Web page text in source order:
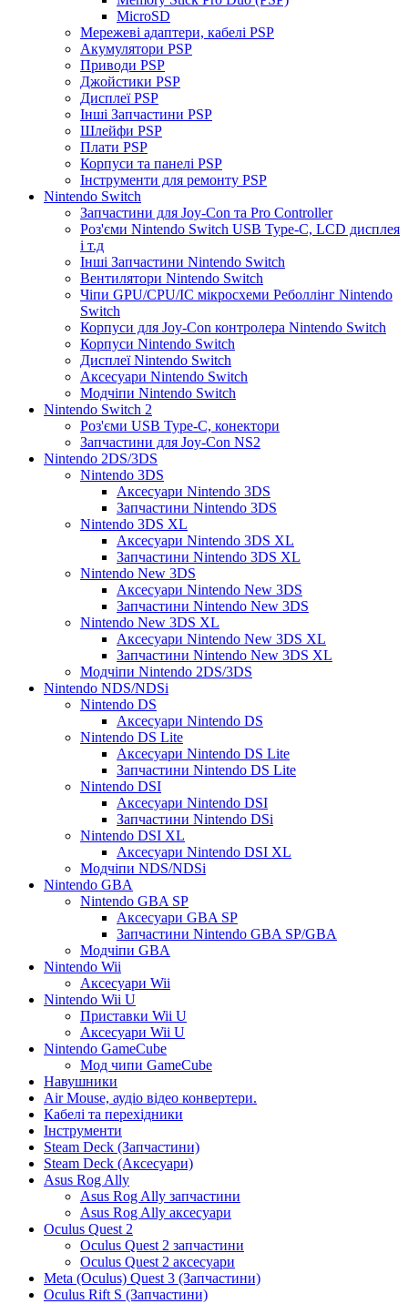
MicroSD
Мережеві адаптери, кабелі PSP
Акумулятори PSP
Приводи PSP
Джойстики PSP
Дисплеї PSP
Інші Запчастини PSP
Шлейфи PSP
Плати PSP
Корпуси та панелі PSP
Інструменти для ремонту PSP
Nintendo Switch
Запчастини для Joy-Con та Pro Controller
Роз'єми Nintendo Switch USB Type-C, LCD дисплея
і т.д
Інші Запчастини Nintendo Switch
Вентилятори Nintendo Switch
Чіпи GPU/CPU/IC мікросхеми Реболлінг Nintendo
Switch
Корпуси для Joy-Con контролера Nintendo Switch
Корпуси Nintendo Switch
Дисплеї Nintendo Switch
Аксесуари Nintendo Switch
Модчіпи Nintendo Switch
Nintendo Switch 2
Роз'єми USB Type-C, конектори
Запчастини для Joy-Con NS2
Nintendo 2DS/3DS
Nintendo 3DS
Аксесуари Nintendo 3DS
Запчастини Nintendo 3DS
Nintendo 3DS XL
Аксесуари Nintendo 3DS XL
Запчастини Nintendo 3DS XL
Nintendo New 3DS
Аксесуари Nintendo New 3DS
Запчастини Nintendo New 3DS
Nintendo New 3DS XL
Аксесуари Nintendo New 3DS XL
Запчастини Nintendo New 3DS XL
Модчіпи Nintendo 2DS/3DS
Nintendo NDS/NDSi
Nintendo DS
Аксесуари Nintendo DS
Nintendo DS Lite
Аксесуари Nintendo DS Lite
Запчастини Nintendo DS Lite
Nintendo DSI
Аксесуари Nintendo DSI
Запчастини Nintendo DSi
Nintendo DSI XL
Аксесуари Nintendo DSI XL
Модчіпи NDS/NDSi
Nintendo GBA
Nintendo GBA SP
Аксесуари GBA SP
Запчастини Nintendo GBA SP/GBA
Модчіпи GBA
Nintendo Wii
Аксесуари Wii
Nintendo Wii U
Приставки Wii U
Аксесуари Wii U
Nintendo GameCube
Мод чипи GameCube
Навушники
Air Mouse, аудіо відео конвертери.
Кабелі та перехідники
Інструменти
Steam Deck (Запчастини)
Steam Deck (Аксесуари)
Asus Rog Ally
Asus Rog Ally запчастини
Asus Rog Ally аксесуари
Oculus Quest 2
Oculus Quest 2 запчастини
Oculus Quest 2 аксесуари
Meta (Oculus) Quest 3 (Запчастини)
Oculus Rift S (Запчастини)